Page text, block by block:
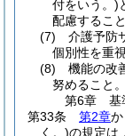
付をいう。)
配慮すること
(7)
介護予防
個別性を重
(8)
機能の改
努めること。
第6章
基
第33条
第2章か
く。)の規定は